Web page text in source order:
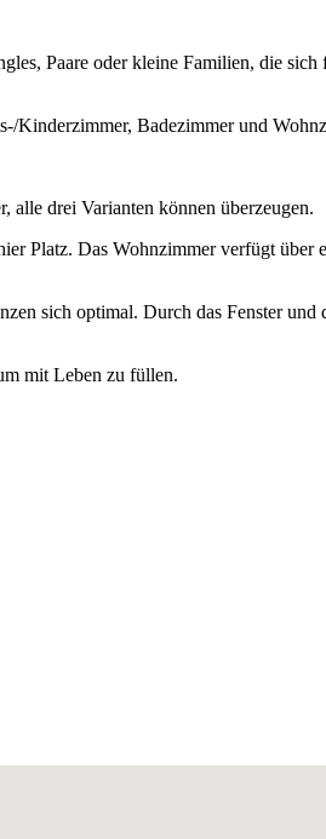
Paare oder kleine Familien, die sich
Kinderzimmer, Badezimmer und
alle drei Varianten können überzeugen.
Platz. Das Wohnzimmer verfügt
sich optimal. Durch das Fenster
mit Leben zu füllen.